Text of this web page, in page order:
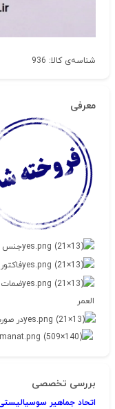
شناسه‌ی کالا: 936
معرفی
جنس
ضمات
العمر
در
بررسی تخصصی
اتحاد جماهیر